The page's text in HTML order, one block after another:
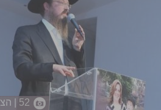
52 | הצג גלריה